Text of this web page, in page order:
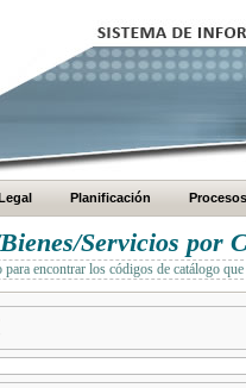
Planificación Procesos
Servicios por
encontrar los códigos de catálogo